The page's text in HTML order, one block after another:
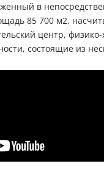
в
85 700 м2,
центр,
состоящие из